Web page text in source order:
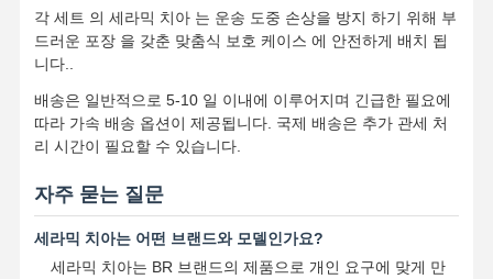
각 세트 의 세라믹 치아 는 운송 도중 손상을 방지 하기 위해 부
드러운 포장 을 갖춘 맞춤식 보호 케이스 에 안전하게 배치 됩
니다..
배송은 일반적으로 5-10 일 이내에 이루어지며 긴급한 필요에
따라 가속 배송 옵션이 제공됩니다. 국제 배송은 추가 관세 처
리 시간이 필요할 수 있습니다.
자주 묻는 질문
세라믹 치아는 어떤 브랜드와 모델인가요?
세라믹 치아는 BR 브랜드의 제품으로 개인 요구에 맞게 만